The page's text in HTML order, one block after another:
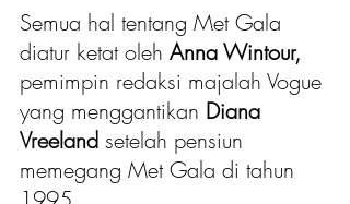
Semua hal tentang Met Gala
diatur ketat oleh Anna Wintour,
pemimpin redaksi majalah Vogue
yang menggantikan Diana
Vreeland setelah pensiun
memegang Met Gala di tahun